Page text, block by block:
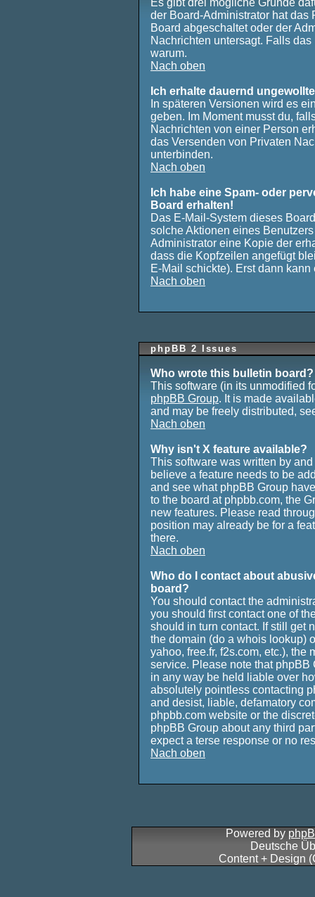
Es gibt drei mögliche Gründe
der Board-Administrator hat das
Board abgeschaltet oder der
Nachrichten untersagt. Falls
warum.
Nach oben
Ich erhalte dauernd
In späteren Versionen wird es
geben. Im Moment musst du,
Nachrichten von einer Person
das Versenden von Privaten
unterbinden.
Nach oben
Ich habe eine Spam- oder
Board erhalten!
Das E-Mail-System dieses
solche Aktionen eines
Administrator eine Kopie der
dass die Kopfzeilen angefügt
E-Mail schickte). Erst dann kann
Nach oben
phpBB 2 Issues
Who wrote this bulletin board?
This software (in its unmodified
phpBB Group. It is made
and may be freely distributed,
Nach oben
Why isn't X feature available?
This software was written by
believe a feature needs to be
and see what phpBB Group
to the board at phpbb.com, the
new features. Please read
position may already be for a
there.
Nach oben
Who do I contact about
board?
You should contact the
you should first contact one of
should in turn contact. If still get
the domain (do a whois lookup)
yahoo, free.fr, f2s.com, etc.), the
service. Please note that
in any way be held liable over
absolutely pointless contacting
and desist, liable, defamatory
phpbb.com website or the
phpBB Group about any third
expect a terse response or no
Nach oben
Powered by
Deutsche
Content + Design